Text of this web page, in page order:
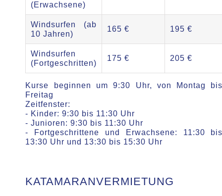
(Erwachsene)
Windsurfen (ab
10 Jahren)
165 € 195 €
Windsurfen
(Fortgeschritten)
175 € 205 €
Kurse beginnen um 9:30 Uhr, von Montag
Freitag
Zeitfenster:
- Kinder: 9:30 bis 11:30 Uhr
- Junioren: 9:30 bis 11:30 Uhr
- Fortgeschrittene und Erwachsene: 11:30
13:30 Uhr und 13:30 bis 15:30 Uhr
KATAMARANVERMIETUNG